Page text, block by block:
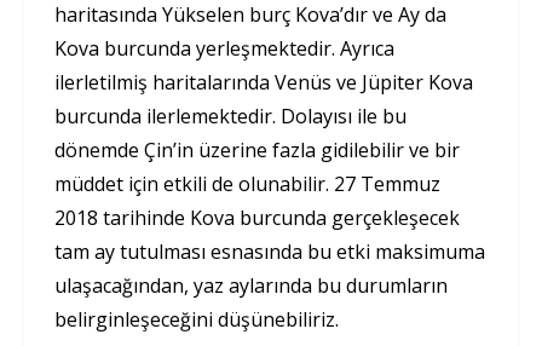
haritasında Yükselen burç Kova’dır ve Ay da
Kova burcunda yerleşmektedir. Ayrıca
ilerletilmiş haritalarında Venüs ve Jüpiter Kova
burcunda ilerlemektedir. Dolayısı ile bu
dönemde Çin’in üzerine fazla gidilebilir ve bir
müddet için etkili de olunabilir. 27 Temmuz
2018 tarihinde Kova burcunda gerçekleşecek
tam ay tutulması esnasında bu etki maksimuma
ulaşacağından, yaz aylarında bu durumların
belirginleşeceğini düşünebiliriz.